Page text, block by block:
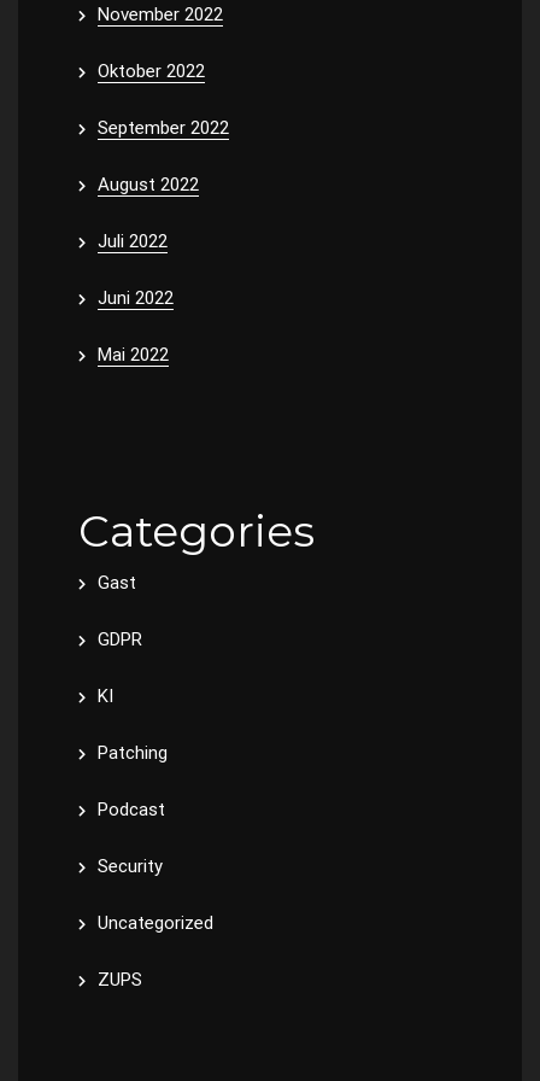
November 2022
Oktober 2022
September 2022
August 2022
Juli 2022
Juni 2022
Mai 2022
Categories
Gast
GDPR
KI
Patching
Podcast
Security
Uncategorized
ZUPS